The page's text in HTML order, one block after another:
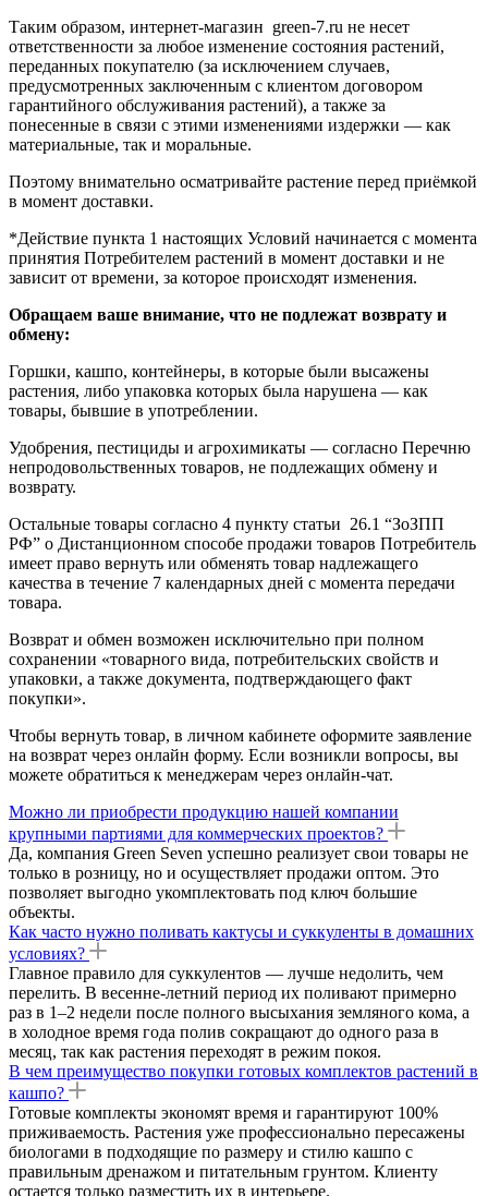
Таким образом, интернет-магазин green-7.ru не несет
ответственности за любое изменение состояния растений,
переданных покупателю (за исключением случаев,
предусмотренных заключенным с клиентом договором
гарантийного обслуживания растений), а также за
понесенные в связи с этими изменениями издержки — как
материальные, так и моральные.
Поэтому внимательно осматривайте растение перед приёмкой
в момент доставки.
*Действие пункта 1 настоящих Условий начинается с момента
принятия Потребителем растений в момент доставки и не
зависит от времени, за которое происходят изменения.
Обращаем ваше внимание, что не подлежат возврату и
обмену:
Горшки, кашпо, контейнеры, в которые были высажены
растения, либо упаковка которых была нарушена — как
товары, бывшие в употреблении.
Удобрения, пестициды и агрохимикаты — согласно Перечню
непродовольственных товаров, не подлежащих обмену и
возврату.
Остальные товары согласно 4 пункту статьи 26.1 “ЗоЗПП
РФ” о Дистанционном способе продажи товаров Потребитель
имеет право вернуть или обменять товар надлежащего
качества в течение 7 календарных дней с момента передачи
товара.
Возврат и обмен возможен исключительно при полном
сохранении «товарного вида, потребительских свойств и
упаковки, а также документа, подтверждающего факт
покупки».
Чтобы вернуть товар, в личном кабинете оформите заявление
на возврат через онлайн форму. Если возникли вопросы, вы
можете обратиться к менеджерам через онлайн-чат.
Можно ли приобрести продукцию нашей компании
крупными партиями для коммерческих проектов?
Да, компания Green Seven успешно реализует свои товары не
только в розницу, но и осуществляет продажи оптом. Это
позволяет выгодно укомплектовать под ключ большие
объекты.
Как часто нужно поливать кактусы и суккуленты в домашних
условиях?
Главное правило для суккулентов — лучше недолить, чем
перелить. В весенне-летний период их поливают примерно
раз в 1–2 недели после полного высыхания земляного кома, а
в холодное время года полив сокращают до одного раза в
месяц, так как растения переходят в режим покоя.
В чем преимущество покупки готовых комплектов растений в
кашпо?
Готовые комплекты экономят время и гарантируют 100%
приживаемость. Растения уже профессионально пересажены
биологами в подходящие по размеру и стилю кашпо с
правильным дренажом и питательным грунтом. Клиенту
остается только разместить их в интерьере.